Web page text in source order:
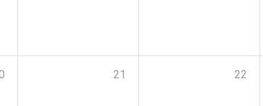
21 22